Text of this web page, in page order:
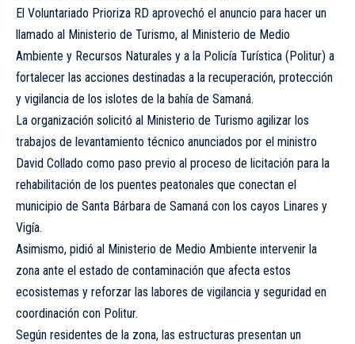
El Voluntariado Prioriza RD aprovechó el anuncio para hacer un
llamado al Ministerio de Turismo, al Ministerio de Medio
Ambiente y Recursos Naturales y a la Policía Turística (Politur) a
fortalecer las acciones destinadas a la recuperación, protección
y vigilancia de los islotes de la bahía de Samaná.
La organización solicitó al Ministerio de Turismo agilizar los
trabajos de levantamiento técnico anunciados por el ministro
David Collado como paso previo al proceso de licitación para la
rehabilitación de los puentes peatonales que conectan el
municipio de Santa Bárbara de Samaná con los cayos Linares y
Vigía.
Asimismo, pidió al Ministerio de Medio Ambiente intervenir la
zona ante el estado de contaminación que afecta estos
ecosistemas y reforzar las labores de vigilancia y seguridad en
coordinación con Politur.
Según residentes de la zona, las estructuras presentan un